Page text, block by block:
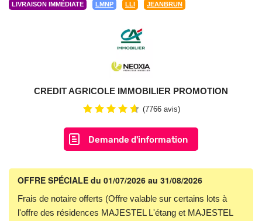
LIVRAISON IMMÉDIATE LMNP LLI JEANBRUN
CREDIT AGRICOLE IMMOBILIER PROMOTION
(7766 avis)
Demande d'information
OFFRE SPÉCIALE du 01/07/2026 au 31/08/2026
Frais de notaire offerts (Offre valable sur certains lots à
l'offre des résidences MAJESTEL L'étang et MAJESTEL